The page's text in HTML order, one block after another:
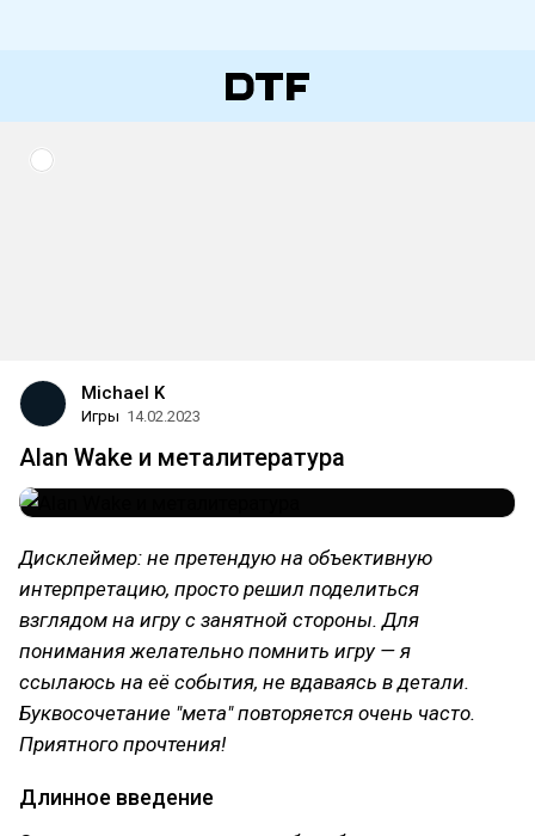
Michael K
Игры 14.02.2023
Alan Wake и металитература
Дисклеймер: не претендую на объективную
интерпретацию, просто решил поделиться
взглядом на игру с занятной стороны. Для
понимания желательно помнить игру — я
ссылаюсь на её события, не вдаваясь в детали.
Буквосочетание "мета" повторяется очень часто.
Приятного прочтения!
Длинное введение